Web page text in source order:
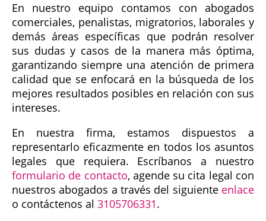
En nuestro equipo contamos con abogados
comerciales, penalistas, migratorios, laborales y
demás áreas específicas que podrán resolver
sus dudas y casos de la manera más óptima,
garantizando siempre una atención de primera
calidad que se enfocará en la búsqueda de los
mejores resultados posibles en relación con sus
intereses.
En nuestra firma, estamos dispuestos a
representarlo eficazmente en todos los asuntos
legales que requiera. Escríbanos a nuestro
formulario de contacto, agende su cita legal con
nuestros abogados a través del siguiente enlace
o contáctenos al 3105706331.